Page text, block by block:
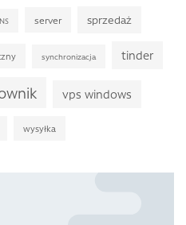
server sprzedaż
synchronizacja tinder
vps windows
wysyłka